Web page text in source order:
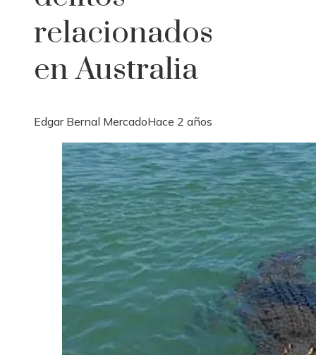
relacionados
en Australia
Edgar Bernal MercadoHace 2 años